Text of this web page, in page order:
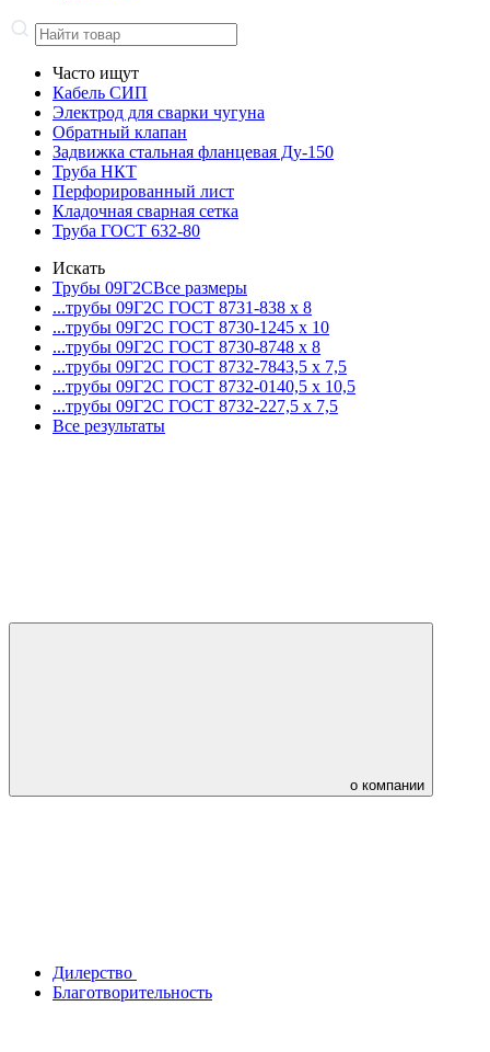
Часто ищут
Кабель СИП
Электрод для сварки чугуна
Обратный клапан
Задвижка стальная фланцевая Ду-150
Труба НКТ
Перфорированный лист
Кладочная сварная сетка
Труба ГОСТ 632-80
Искать
Трубы 09Г2СВсе размеры
...трубы 09Г2С ГОСТ 8731-838 x 8
...трубы 09Г2С ГОСТ 8730-1245 x 10
...трубы 09Г2С ГОСТ 8730-8748 x 8
...трубы 09Г2С ГОСТ 8732-7843,5 x 7,5
...трубы 09Г2С ГОСТ 8732-0140,5 x 10,5
...трубы 09Г2С ГОСТ 8732-227,5 x 7,5
Все результаты
о компании
Дилерство
Благотворительность